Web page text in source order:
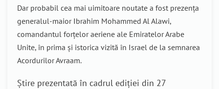
Dar probabil cea mai uimitoare noutate a fost prezența
generalul-maior Ibrahim Mohammed Al Alawi,
comandantul forțelor aeriene ale Emiratelor Arabe
Unite, în prima și istorica vizită în Israel de la semnarea
Acordurilor Avraam.
Știre prezentată în cadrul ediției din 27